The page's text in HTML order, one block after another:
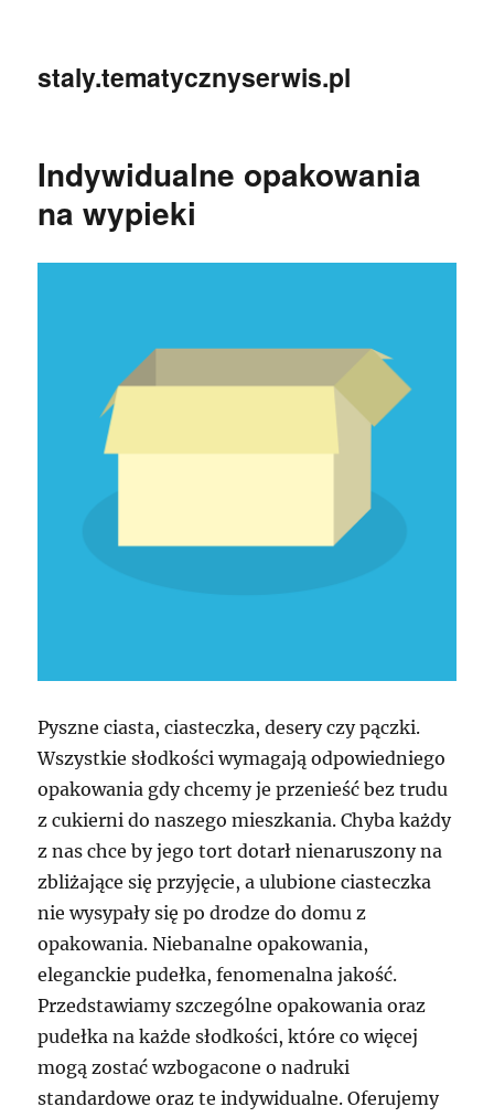
staly.tematycznyserwis.pl
Indywidualne opakowania
na wypieki
Pyszne ciasta, ciasteczka, desery czy pączki.
Wszystkie słodkości wymagają odpowiedniego
opakowania gdy chcemy je przenieść bez trudu
z cukierni do naszego mieszkania. Chyba każdy
z nas chce by jego tort dotarł nienaruszony na
zbliżające się przyjęcie, a ulubione ciasteczka
nie wysypały się po drodze do domu z
opakowania. Niebanalne opakowania,
eleganckie pudełka, fenomenalna jakość.
Przedstawiamy szczególne opakowania oraz
pudełka na każde słodkości, które co więcej
mogą zostać wzbogacone o nadruki
standardowe oraz te indywidualne. Oferujemy